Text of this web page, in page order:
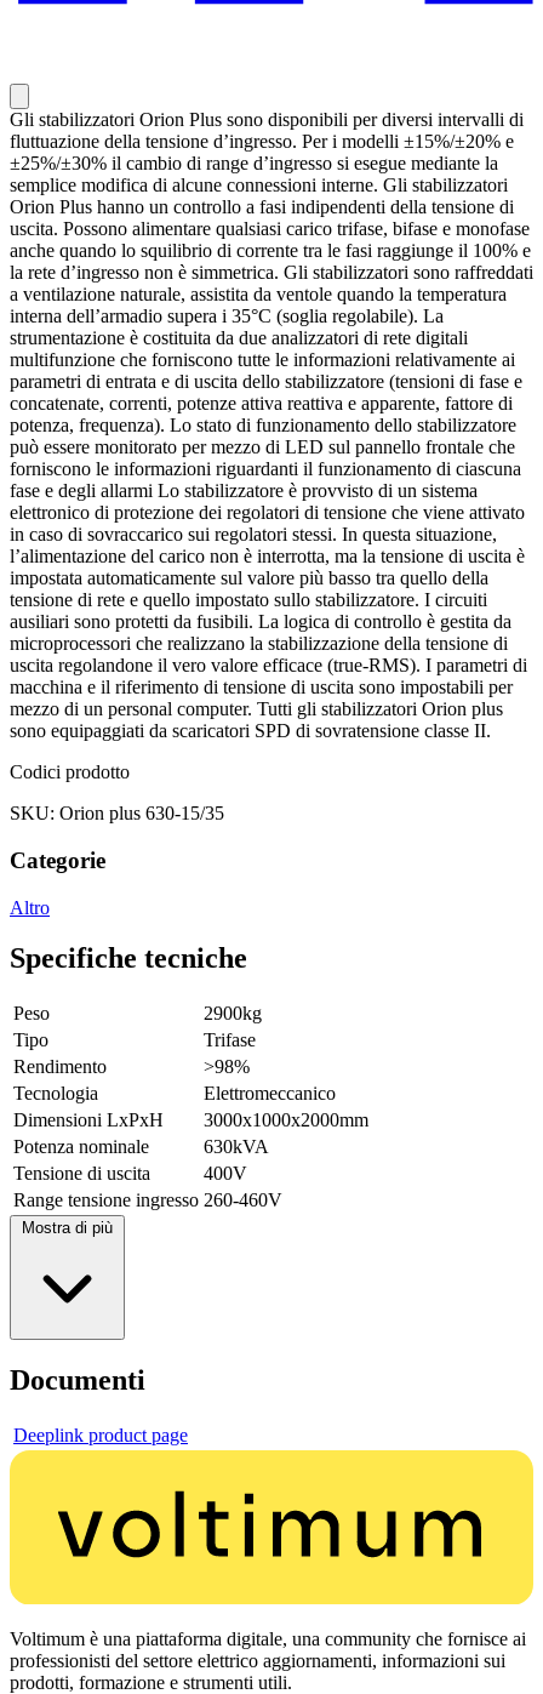
Gli stabilizzatori Orion Plus sono disponibili per diversi intervalli di
fluttuazione della tensione d’ingresso. Per i modelli ±15%/±20% e
±25%/±30% il cambio di range d’ingresso si esegue mediante la
semplice modifica di alcune connessioni interne. Gli stabilizzatori
Orion Plus hanno un controllo a fasi indipendenti della tensione di
uscita. Possono alimentare qualsiasi carico trifase, bifase e monofase
anche quando lo squilibrio di corrente tra le fasi raggiunge il 100% e
la rete d’ingresso non è simmetrica. Gli stabilizzatori sono raffreddati
a ventilazione naturale, assistita da ventole quando la temperatura
interna dell’armadio supera i 35°C (soglia regolabile). La
strumentazione è costituita da due analizzatori di rete digitali
multifunzione che forniscono tutte le informazioni relativamente ai
parametri di entrata e di uscita dello stabilizzatore (tensioni di fase e
concatenate, correnti, potenze attiva reattiva e apparente, fattore di
potenza, frequenza). Lo stato di funzionamento dello stabilizzatore
può essere monitorato per mezzo di LED sul pannello frontale che
forniscono le informazioni riguardanti il funzionamento di ciascuna
fase e degli allarmi Lo stabilizzatore è provvisto di un sistema
elettronico di protezione dei regolatori di tensione che viene attivato
in caso di sovraccarico sui regolatori stessi. In questa situazione,
l’alimentazione del carico non è interrotta, ma la tensione di uscita è
impostata automaticamente sul valore più basso tra quello della
tensione di rete e quello impostato sullo stabilizzatore. I circuiti
ausiliari sono protetti da fusibili. La logica di controllo è gestita da
microprocessori che realizzano la stabilizzazione della tensione di
uscita regolandone il vero valore efficace (true-RMS). I parametri di
macchina e il riferimento di tensione di uscita sono impostabili per
mezzo di un personal computer. Tutti gli stabilizzatori Orion plus
sono equipaggiati da scaricatori SPD di sovratensione classe II.
Codici prodotto
SKU: Orion plus 630-15/35
Categorie
Altro
Specifiche tecniche
Peso
2900kg
Tipo
Trifase
Rendimento
>98%
Tecnologia
Elettromeccanico
Dimensioni LxPxH
3000x1000x2000mm
Potenza nominale
630kVA
Tensione di uscita
400V
Range tensione ingresso 260-460V
Mostra di più
Documenti
Deeplink product page
Voltimum è una piattaforma digitale, una community che fornisce ai
professionisti del settore elettrico aggiornamenti, informazioni sui
prodotti, formazione e strumenti utili.